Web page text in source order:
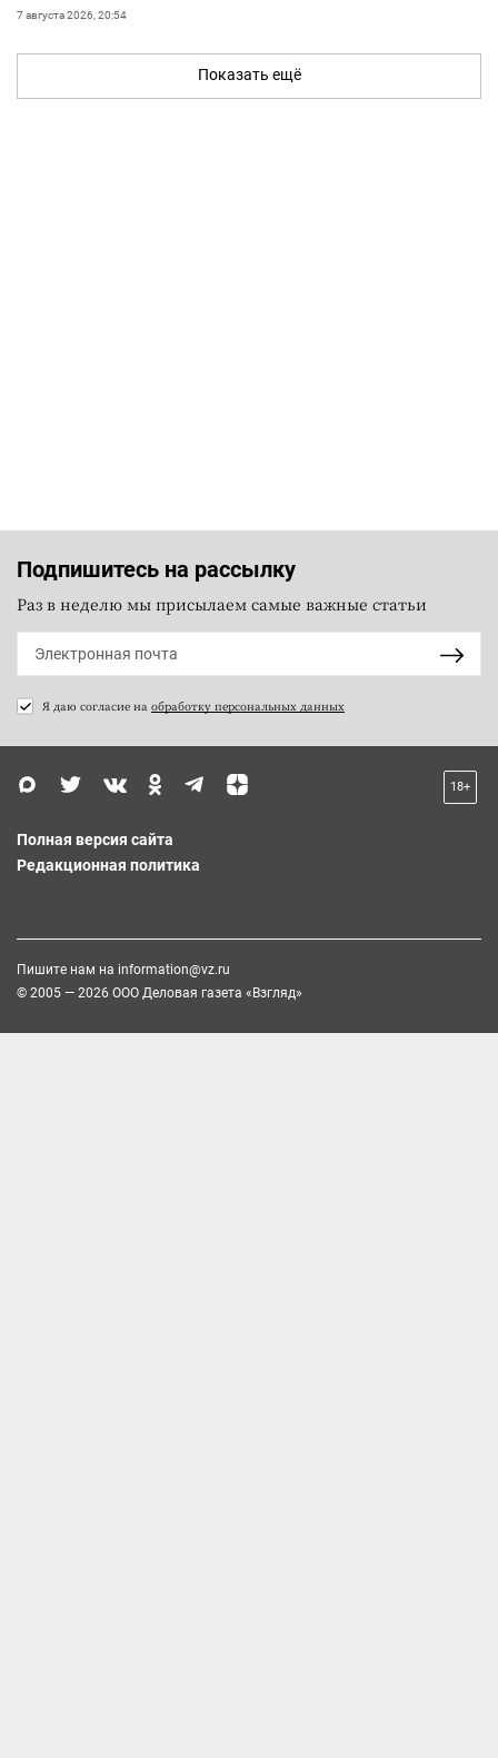
7 августа 2026, 20:54
Показать ещё
Подпишитесь на рассылку
Раз в неделю мы присылаем самые важные статьи
Я даю согласие на обработку персональных данных
18+
Полная версия сайта
Редакционная политика
Пишите нам на information@vz.ru
© 2005 — 2026 ООО Деловая газета «Взгляд»